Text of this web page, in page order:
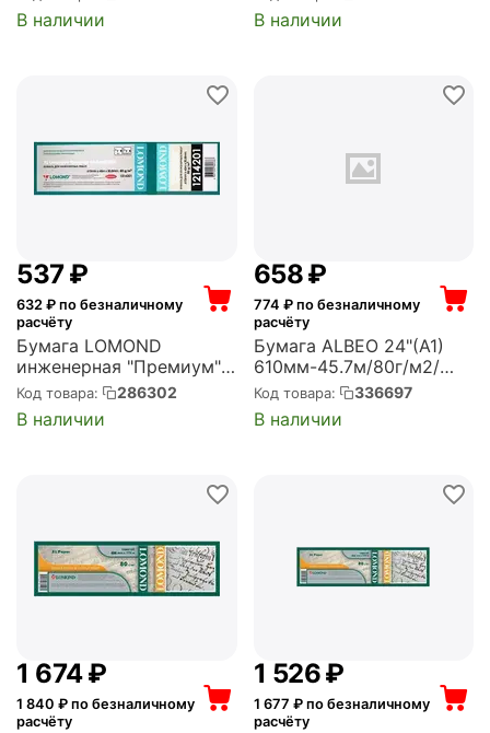
универсальная
втулка:50.8мм (2")
В наличии
(1209127)
В наличии
‍537‍₽
632 ₽ по безналичному
расчёту
Бумага LOMOND
инженерная "Премиум",
офсетная 610м х 45м 80
г/м2 втулка 2"/50,8мм
(1214201)
Код товара: 286302
В наличии
‍658‍₽
774 ₽ по безналичному
расчёту
Бумага ALBEO 24"(A1)
610мм-45.7м/80г/м2/
белый для струйной
печати втулка:50.8мм
(2") (Z80-24-1)
Код товара: 336697
В наличии
1 674₽
1 840 ₽ по безналичному
расчёту
1 526₽
1 677 ₽ по безналичному
расчёту